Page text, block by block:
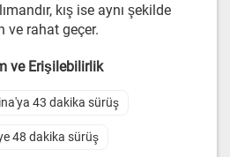
kış ise aynı şekilde
ve rahat geçer.
ve Erişilebilirlik
43 dakika sürüş
48 dakika sürüş